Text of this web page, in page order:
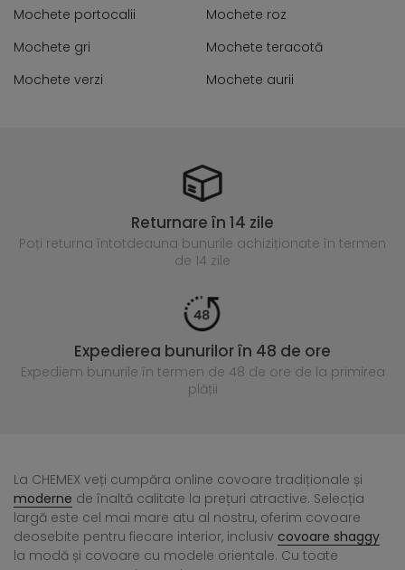
Mochete portocalii
Mochete roz
Mochete gri
Mochete teracotă
Mochete verzi
Mochete aurii
Returnare în 14 zile
Poți returna întotdeauna bunurile achiziționate în termen
de 14 zile
Expedierea bunurilor în 48 de ore
Expediem bunurile în termen de 48 de ore de la primirea
plății
La CHEMEX veți cumpăra online covoare tradiționale și
moderne de înaltă calitate la prețuri atractive. Selecția
largă este cel mai mare atu al nostru, oferim covoare
deosebite pentru fiecare interior, inclusiv covoare shaggy
la modă și covoare cu modele orientale. Cu toate